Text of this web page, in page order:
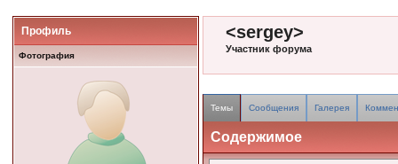
Профиль
Фотография
<sergey>
Участник форума
Темы Сообщения Галерея
Содержимое